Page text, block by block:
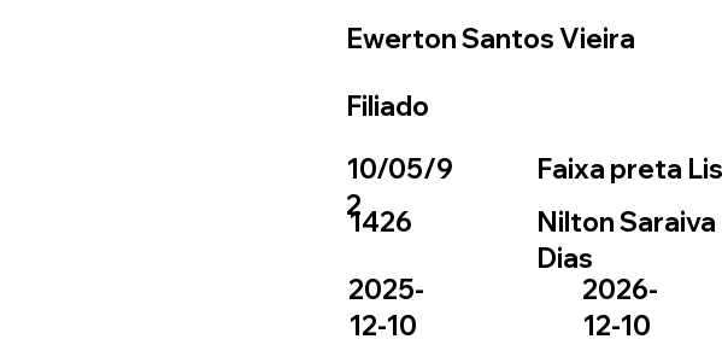
Faixa preta
Ewerton Santos Vieira
Filiado
10/05/9
2
Nilton Saraiva
Dias
2025-
12-10
2026-
12-10
1426